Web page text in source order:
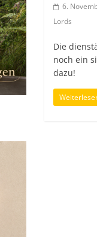
6.
Lords
Die
noch ein
dazu!